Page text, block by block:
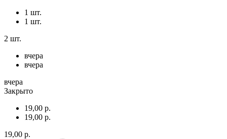
1 шт.
1 шт.
2 шт.
вчера
вчера
вчера
Закрыто
19,00 р.
19,00 р.
19,00 р.